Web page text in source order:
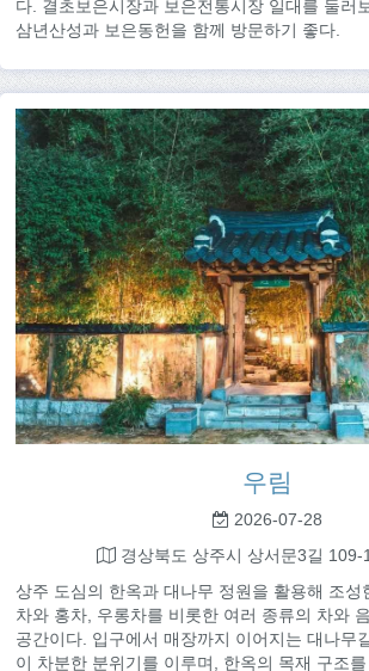
다. 결초보은시장과 보은전통시장 일대를 둘러
삼년산성과 보은동헌을 함께 방문하기 좋다.
우림
2026-07-28
경상북도 상주시 상서문3길 109-
상주 도심의 한옥과 대나무 정원을 활용해 조성
차와 홍차, 우롱차를 비롯한 여러 종류의 차와
공간이다. 입구에서 매장까지 이어지는 대나무
이 차분한 분위기를 이루며, 한옥의 목재 구조